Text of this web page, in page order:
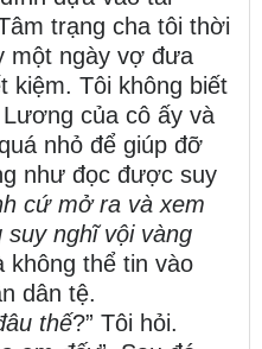
trạng cha tôi thời
một ngày vợ đưa
kiệm. Tôi không biết
của cô ấy và
nhỏ để giúp đỡ
như đọc được suy
cứ mở ra và xem
nghĩ vội vàng
không thể tin vào
dân tệ.
thế?” Tôi hỏi.